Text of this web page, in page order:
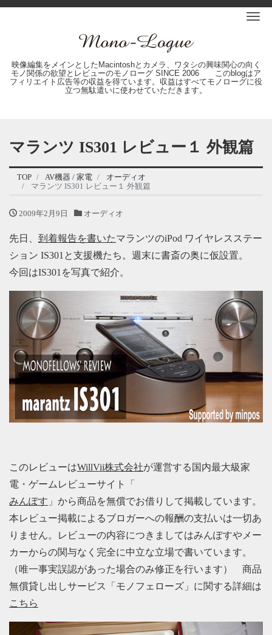
映像編集をメインとしたMacintoshとカメラ、ワタシの興味関心の向く
モノ関係の欲望とレビューのモノローグ SINCE 2006 このblogはア
フィリエイト広告等の収益を得ています。収益はすべてモノローグに役
立つ無駄遣いに使わせていただきます。
マランツ IS301 レビュー１ 外観篇
TOP AV機器 / 家電
オーディオ
マランツ IS301 レビュー１ 外観篇
2009年2月9日 オーディオ
先日、 到着報告を書いたマランツのiPod ワイヤレスステー
ション IS301と支援機たち。週末に書斎の奥に仮設置。
今回はIS301を写真で紹介。
このレビューはWillVii株式会社が運営する国内最大級家
電・ゲームレビューサイト「
みんぽす 」から商品を無償でお借りして掲載しています。
本レビュー掲載によるブロガーへの報酬の支払いは一切あ
りません。レビューの内容につきましてはみんぽすやメー
カーからの関与なく完全に中立な立場で書いています。
（唯一事実誤認があった場合のみ修正を行います） 商品
無償貸し出しサービス「モノフェローズ」に関する詳細は
こちら